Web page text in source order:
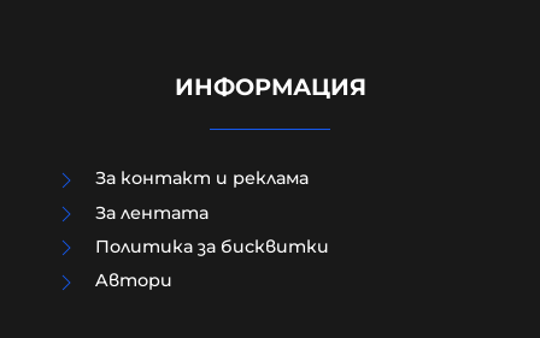
Британският историк Ричард
Саква: Русофобията е западна
ИНФОРМАЦИЯ
За контакт и реклама
За лентата
Политика за бисквитки
Aвтори